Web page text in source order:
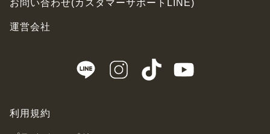
お問い合わせ(カスタマーサポートLINE)
運営会社
利用規約